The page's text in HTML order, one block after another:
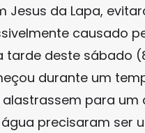
Jesus da Lapa,
causado
tarde deste sábado
durante um
para um
precisaram ser